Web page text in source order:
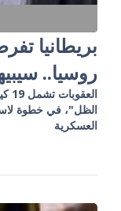
بريطانيا
روسيا..
الظل"، في خطوة
العسكرية